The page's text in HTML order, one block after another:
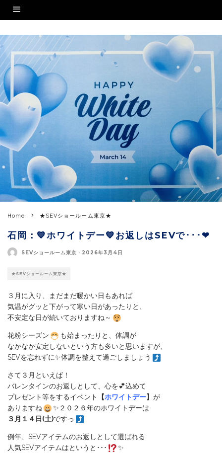
Home ★SEVショールーム東京★
石岡：💙ホワイトデー💙お返しはSEVで･･･❤
SEVショールーム東京 · 2026年3月4日
★SEVショールーム東京★
３月に入り、まだまだ暖かい日もあれば
気温がグッと下がって寒い日があったりと、
不安定な日が続いておりますね～
花粉シーズン
も始まったりと、体調が
なかなか安定しないという方も多いと思いますが、
SEVを忘れずに✨体調を整えて過ごしましょう
さて３月といえば！
バレンタインのお返しとして、心を💕込めて
プレゼント等をするイベント
【ホワイトデー】 が
ありますね
✨２０２６年のホワイトデーは
３月１４日(土)ですっ
例年、SEVアイテムのお返しとして選ばれる
人気SEVアイテムはというと･･･
✨